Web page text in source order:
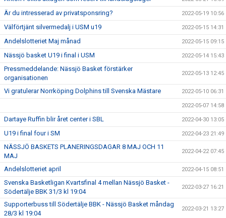
Är du intresserad av privatsponsring? 2022-05-19 10:56
Välförtjänt silvermedalj i USM u19 2022-05-15 14:31
Andelslotteriet Maj månad 2022-05-15 09:15
Nässjö basket U19 i final i USM 2022-05-14 15:43
Pressmeddelande: Nässjö Basket förstärker
organisationen
2022-05-13 12:45
Vi gratulerar Norrköping Dolphins till Svenska Mästare 2022-05-10 06:31
2022-05-07 14:58
Dartaye Ruffin blir året center i SBL 2022-04-30 13:05
U19 i final four i SM 2022-04-23 21:49
NÄSSJÖ BASKETS PLANERINGSDAGAR 8 MAJ OCH 11
MAJ
2022-04-22 07:45
Andelslotteriet april 2022-04-15 08:51
Svenska Basketligan Kvartsfinal 4 mellan Nässjö Basket -
Södertälje BBK 31/3 kl 19:04
2022-03-27 16:21
Supporterbuss till Södertälje BBK - Nässjö Basket måndag
28/3 kl 19:04
2022-03-21 13:27